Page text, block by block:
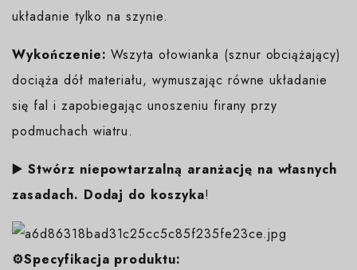
układanie tylko na szynie.
Wykończenie: Wszyta ołowianka (sznur obciążający)
dociąża dół materiału, wymuszając równe układanie
się fal i zapobiegając unoszeniu firany przy
podmuchach wiatru.
▶️ Stwórz niepowtarzalną aranżację na własnych
zasadach. Dodaj do koszyka!
⚙️Specyfikacja produktu: